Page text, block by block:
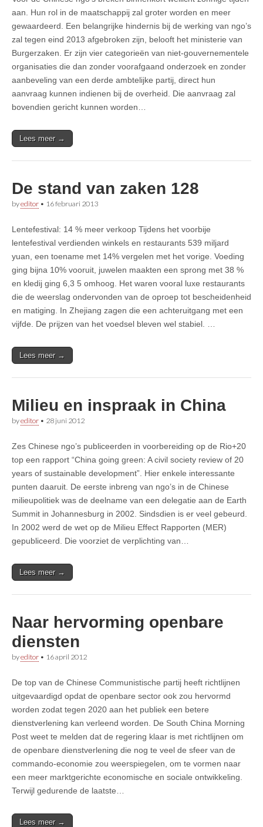
aan. Hun rol in de maatschappij zal groter worden en meer
gewaardeerd. Een belangrijke hindernis bij de werking van ngo’s
zal tegen eind 2013 afgebroken zijn, belooft het ministerie van
Burgerzaken. Er zijn vier categorieën van niet-gouvernementele
organisaties die dan zonder voorafgaand onderzoek en zonder
aanbeveling van een derde ambtelijke partij, direct hun
aanvraag kunnen indienen bij de overheid. Die aanvraag zal
bovendien gericht kunnen worden…
Lees meer →
De stand van zaken 128
byeditor • 16 februari 2013
Lentefestival: 14 % meer verkoop Tijdens het voorbije
lentefestival verdienden winkels en restaurants 539 miljard
yuan, een toename met 14% vergelen met het vorige. Voeding
ging bijna 10% vooruit, juwelen maakten een sprong met 38 %
en kledij ging 6,3 5 omhoog. Het waren vooral luxe restaurants
die de weerslag ondervonden van de oproep tot bescheidenheid
en matiging. In Zhejiang zagen die een achteruitgang met een
vijfde. De prijzen van het voedsel bleven wel stabiel. …
Lees meer →
Milieu en inspraak in China
byeditor • 28 juni 2012
Zes Chinese ngo’s publiceerden in voorbereiding op de Rio+20
top een rapport “China going green: A civil society review of 20
years of sustainable development”. Hier enkele interessante
punten daaruit. De eerste inbreng van ngo’s in de Chinese
milieupolitiek was de deelname van een delegatie aan de Earth
Summit in Johannesburg in 2002. Sindsdien is er veel gebeurd.
In 2002 werd de wet op de Milieu Effect Rapporten (MER)
gepubliceerd. Die voorziet de verplichting van…
Lees meer →
Naar hervorming openbare
diensten
byeditor • 16 april 2012
De top van de Chinese Communistische partij heeft richtlijnen
uitgevaardigd opdat de openbare sector ook zou hervormd
worden zodat tegen 2020 aan het publiek een betere
dienstverlening kan verleend worden. De South China Morning
Post weet te melden dat de regering klaar is met richtlijnen om
de openbare dienstverlening die nog te veel de sfeer van de
commando-economie zou weerspiegelen, om te vormen naar
een meer marktgerichte economische en sociale ontwikkeling.
Terwijl gedurende de laatste…
Lees meer →